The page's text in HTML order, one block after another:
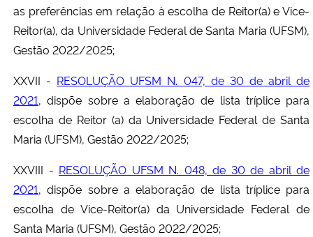
as preferências em relação à escolha de Reitor(a) e Vice-
Reitor(a), da Universidade Federal de Santa Maria (UFSM),
Gestão 2022/2025;
XXVII - RESOLUÇÃO UFSM N. 047, de 30 de abril de
2021, dispõe sobre a elaboração de lista tríplice para
escolha de Reitor (a) da Universidade Federal de Santa
Maria (UFSM), Gestão 2022/2025;
XXVIII - RESOLUÇÃO UFSM N. 048, de 30 de abril de
2021, dispõe sobre a elaboração de lista tríplice para
escolha de Vice-Reitor(a) da Universidade Federal de
Santa Maria (UFSM), Gestão 2022/2025;